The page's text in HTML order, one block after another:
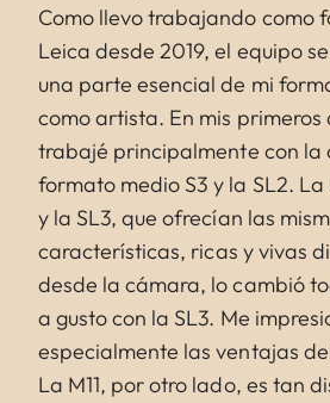
Como llevo trabajando como
Leica desde 2019, el equipo
una parte esencial de mi
como artista. En mis primeros
trabajé principalmente con la
formato medio S3 y la SL2. La
y la SL3, que ofrecían las
características, ricas y vivas
desde la cámara, lo cambió
a gusto con la SL3. Me
especialmente las ventajas
La M11, por otro lado, es tan